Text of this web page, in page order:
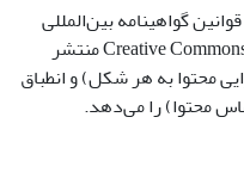
گواهینامه بین‌المللی
Creative Commons Attribution 4.0 International License منتشر
محتوا به هر شکل) و انطباق
محتوا) را می‌دهد.